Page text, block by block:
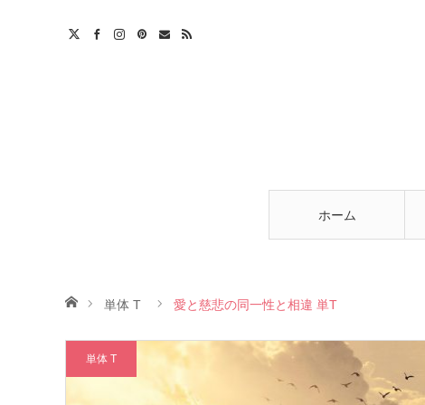
ホーム
ホーム単体 T 愛と慈悲の同一性と相違 単T
単体 T